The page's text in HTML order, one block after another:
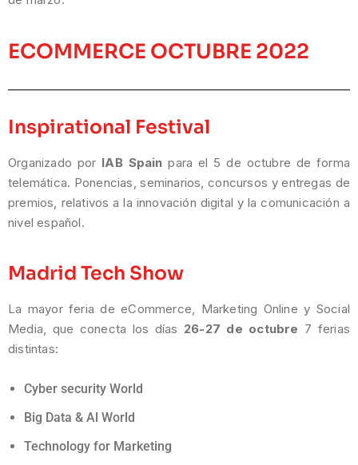
ECOMMERCE OCTUBRE 2022
Inspirational Festival
Organizado por IAB Spain para el 5 de octubre de forma
telemática. Ponencias, seminarios, concursos y entregas de
premios, relativos a la innovación digital y la comunicación a
nivel español.
Madrid Tech Show
La mayor feria de eCommerce, Marketing Online y Social
Media, que conecta los días 26-27 de octubre 7 ferias
distintas:
Cyber security World
Big Data & Al World
Technology for Marketing